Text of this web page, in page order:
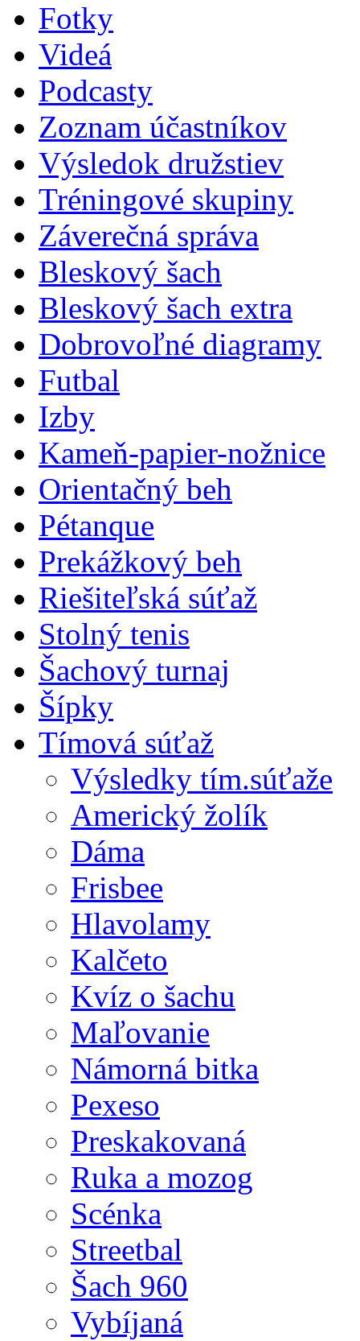
Fotky
Videá
Podcasty
Zoznam účastníkov
Výsledok družstiev
Tréningové skupiny
Záverečná správa
Bleskový šach
Bleskový šach extra
Dobrovoľné diagramy
Futbal
Izby
Kameň-papier-nožnice
Orientačný beh
Pétanque
Prekážkový beh
Riešiteľská súťaž
Stolný tenis
Šachový turnaj
Šípky
Tímová súťaž
Výsledky tím.súťaže
Americký žolík
Dáma
Frisbee
Hlavolamy
Kalčeto
Kvíz o šachu
Maľovanie
Námorná bitka
Pexeso
Preskakovaná
Ruka a mozog
Scénka
Streetbal
Šach 960
Vybíjaná